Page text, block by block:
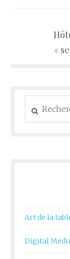
«
Art de la
Digital